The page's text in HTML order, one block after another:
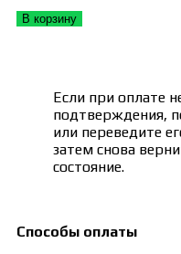
В корзину
Если при оплате
подтверждения,
или переведите
затем снова
состояние.
Способы оплаты